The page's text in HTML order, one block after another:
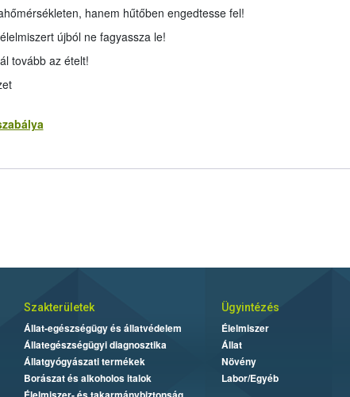
hanem hűtőben engedtesse fel!
újból ne fagyassza le!
tovább az ételt!
Szakterületek
Állat-egészségügy és állatvédelem
Állategészségügyi diagnosztika
Állatgyógyászati termékek
Borászat és alkoholos italok
Ügyintézés
Élelmiszer
Állat
Növény
Labor/Egyéb